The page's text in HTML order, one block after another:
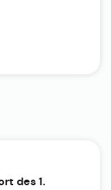
des 1.